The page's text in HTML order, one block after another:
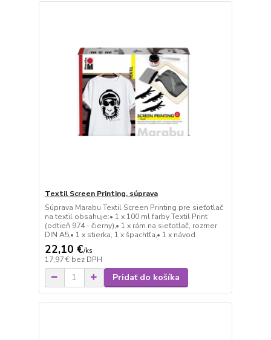
Textil Screen Printing, súprava
Súprava Marabu Textil Screen Printing pre sieťotlač
na textil obsahuje:• 1 x 100 ml farby Textil Print
(odtieň 974 - čierny),• 1 x rám na sieťotlač, rozmer
DIN A5,• 1 x stierka, 1 x špachtľa,• 1 x návod
22,10 €/ks
17,97 € bez DPH
Pridať do košíka